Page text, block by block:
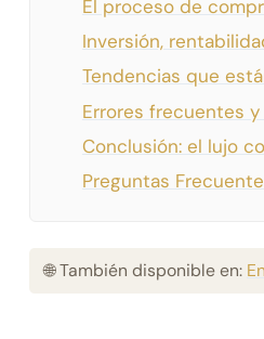
El proceso de
Inversión,
Tendencias que
Errores frecuentes
Conclusión: el lujo
Preguntas
🌐 También disponible en: